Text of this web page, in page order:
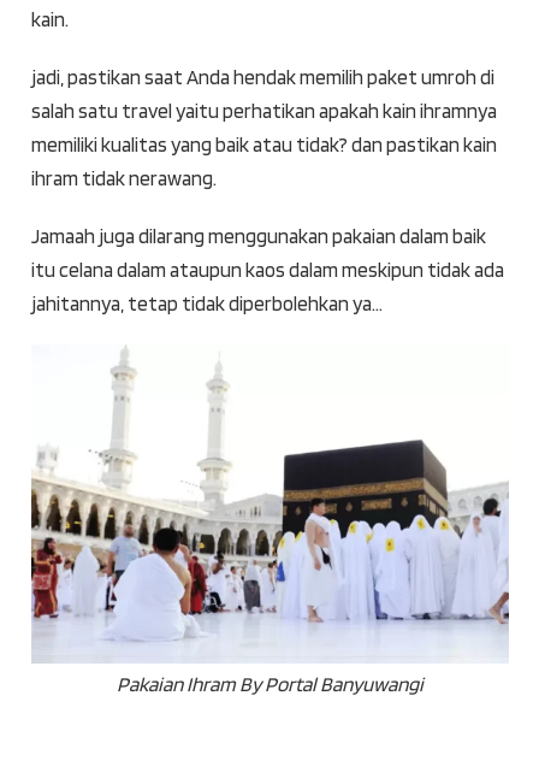
kain.
jadi, pastikan saat Anda hendak memilih paket umroh di
salah satu travel yaitu perhatikan apakah kain ihramnya
memiliki kualitas yang baik atau tidak? dan pastikan kain
ihram tidak nerawang.
Jamaah juga dilarang menggunakan pakaian dalam baik
itu celana dalam ataupun kaos dalam meskipun tidak ada
jahitannya, tetap tidak diperbolehkan ya…
Pakaian Ihram By Portal Banyuwangi